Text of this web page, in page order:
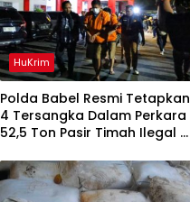
HuKrim
Polda Babel Resmi Tetapkan
4 Tersangka Dalam Perkara
52,5 Ton Pasir Timah Ilegal Di